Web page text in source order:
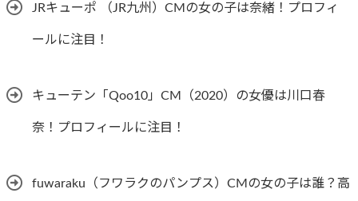
JRキューポ （JR九州）CMの女の子は奈緒！プロフィ
ールに注目！
キューテン「Qoo10」CM（2020）の女優は川口春
奈！プロフィールに注目！
fuwaraku（フワラクのパンプス）CMの女の子は誰？高